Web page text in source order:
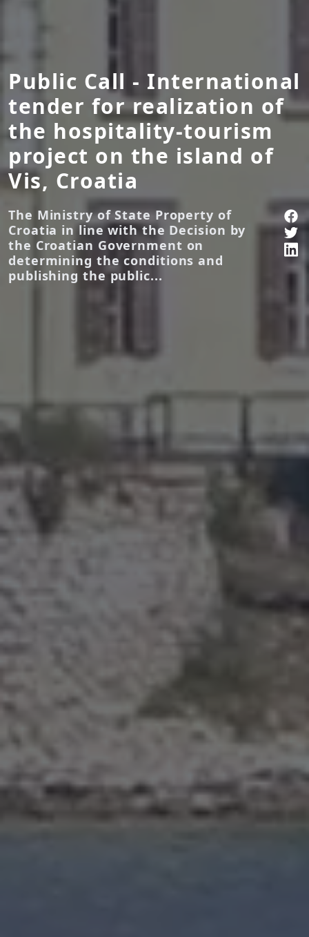
Public Call - International
tender for realization of
the hospitality-tourism
project on the island of
Vis, Croatia
The Ministry of State Property of
Croatia in line with the Decision by
the Croatian Government on
determining the conditions and
publishing the public...